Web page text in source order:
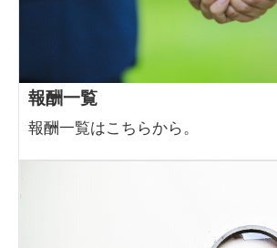
報酬一覧
報酬一覧はこちらから。